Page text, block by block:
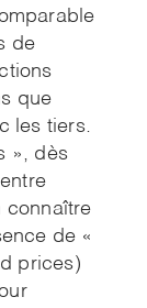
de
que
les tiers.
», dès
connaître
de «
prices)